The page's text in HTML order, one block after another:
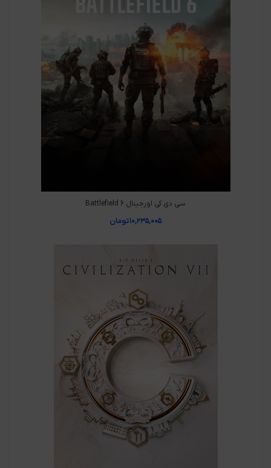
سی دی کی اورجینال Battlefield 6
۱۰,۲۳۵,۰۰۵تومان